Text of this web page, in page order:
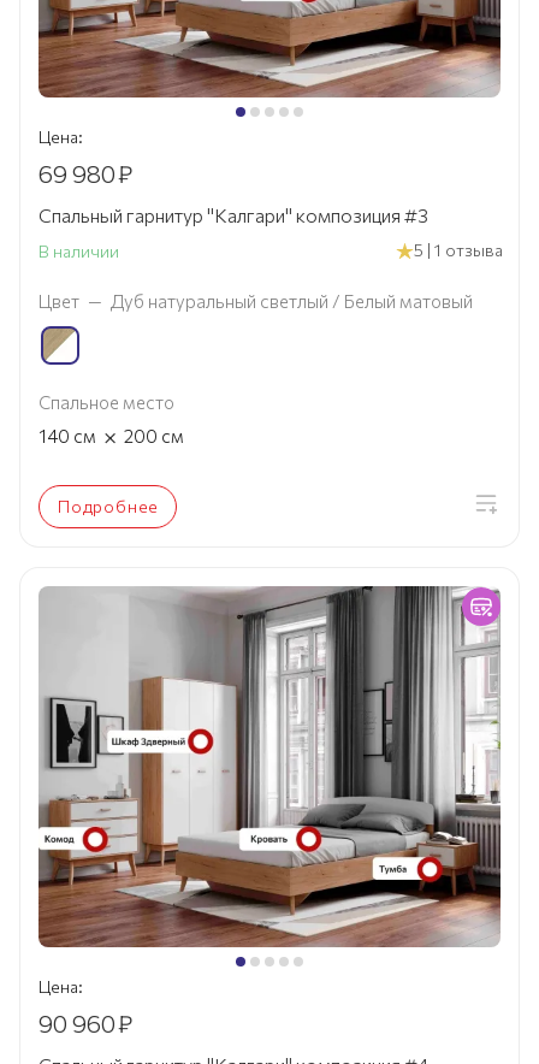
Цена:
69 980₽
Спальный гарнитур "Калгари" композиция #3
В наличии 5 | 1 отзыва
Цвет — Дуб натуральный светлый / Белый матовый
Спальное место
140 см × 200 см
Подробнее
Цена:
90 960₽